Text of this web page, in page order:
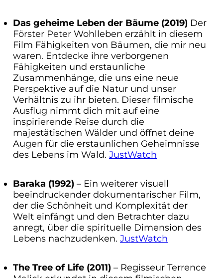
Das geheime Leben der Bäume (2019) Der
Förster Peter Wohlleben erzählt in diesem
Film Fähigkeiten von Bäumen, die mir neu
waren. Entdecke ihre verborgenen
Fähigkeiten und erstaunliche
Zusammenhänge, die uns eine neue
Perspektive auf die Natur und unser
Verhältnis zu ihr bieten. Dieser filmische
Ausflug nimmt dich mit auf eine
inspirierende Reise durch die
majestätischen Wälder und öffnet deine
Augen für die erstaunlichen Geheimnisse
des Lebens im Wald. JustWatch
Baraka (1992) – Ein weiterer visuell
beeindruckender dokumentarischer Film,
der die Schönheit und Komplexität der
Welt einfängt und den Betrachter dazu
anregt, über die spirituelle Dimension des
Lebens nachzudenken. JustWatch
The Tree of Life (2011) – Regisseur Terrence